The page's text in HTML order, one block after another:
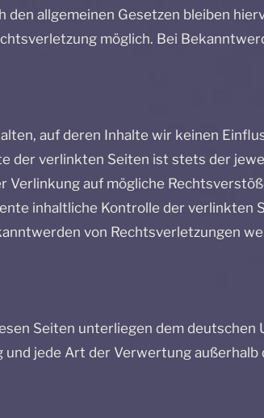
allgemeinen Gesetzen bleiben
möglich. Bei
auf deren Inhalte wir keinen
der verlinkten Seiten ist stets der
auf mögliche
inhaltliche Kontrolle der verlinkten
von Rechtsverletzungen
Seiten unterliegen dem
jede Art der Verwertung